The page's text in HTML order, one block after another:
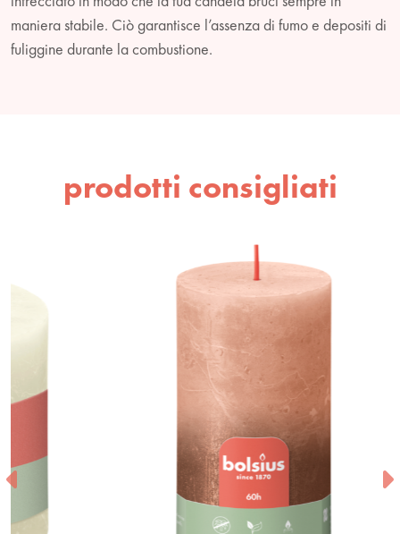
maniera stabile. Ciò garantisce l’assenza di fumo e depositi di
fuliggine durante la combustione.
prodotti consigliati